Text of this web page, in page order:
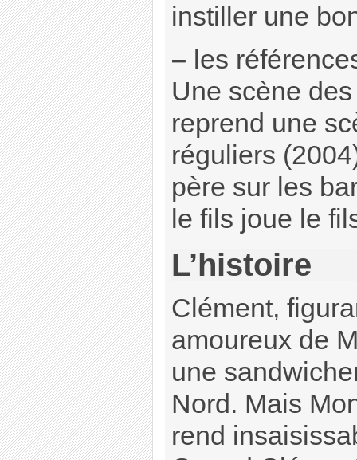
instiller une
– les
Une scène
reprend une
réguliers
père sur les
le fils joue le
L’histoire
Clément,
amoureux de
une
Nord. Mais
rend